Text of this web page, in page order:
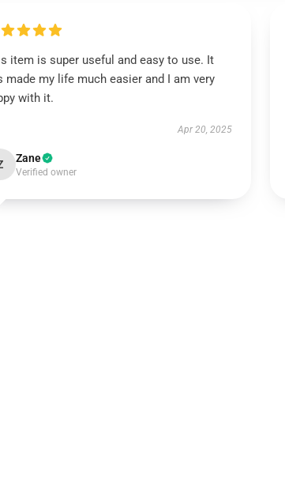
item is super useful and easy to use. It
made my life much easier and I am very
with it.
Apr 20, 2025
Zane
Verified owner